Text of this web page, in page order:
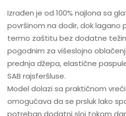
Izrađen je od 100% najlona sa
površinom na dodir, dok lagano
termo zaštitu bez dodatne
pogodnim za višeslojno
prednja džepa, elastične
SAB rajsferšluse.
Model dolazi sa praktičnom
omogućava da se prsluk lako
potreban dodatni sloj tokom